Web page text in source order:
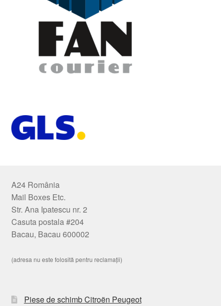
A24 România
Mail Boxes Etc.
Str. Ana Ipatescu nr. 2
Casuta postala #204
Bacau, Bacau 600002
(adresa nu este folosită pentru reclamații)
Piese de schimb Citroën Peugeot